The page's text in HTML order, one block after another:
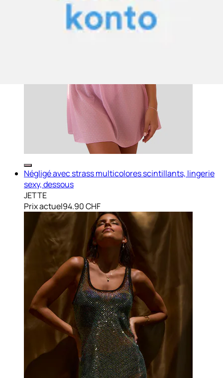
Négligé avec strass multicolores scintillants, lingerie
sexy, dessous
JETTE
Prix actuel94.90 CHF